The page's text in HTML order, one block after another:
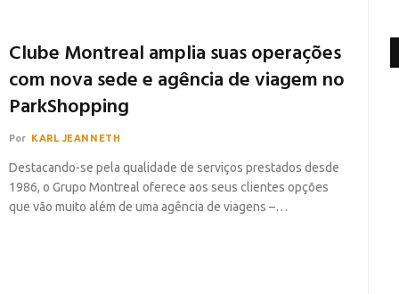
Clube Montreal amplia suas operações
com nova sede e agência de viagem no
ParkShopping
Por KARL JEANNETH
Destacando-se pela qualidade de serviços prestados desde
1986, o Grupo Montreal oferece aos seus clientes opções
que vão muito além de uma agência de viagens –…